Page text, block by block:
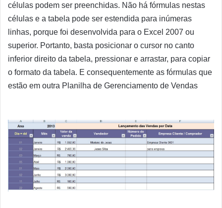
células podem ser preenchidas. Não há fórmulas nestas
células e a tabela pode ser estendida para inúmeras
linhas, porque foi desenvolvida para o Excel 2007 ou
superior. Portanto, basta posicionar o cursor no canto
inferior direito da tabela, pressionar e arrastar, para copiar
o formato da tabela. E consequentemente as fórmulas que
estão em outra Planilha de Gerenciamento de Vendas